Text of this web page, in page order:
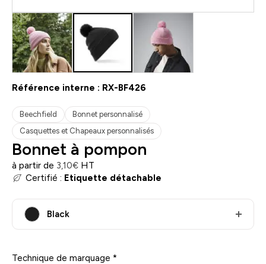
Référence interne : RX-BF426
Beechfield
Bonnet personnalisé
Casquettes et Chapeaux personnalisés
Bonnet à pompon
à partir de 3,10€ HT
Certifié : Etiquette détachable
Black
Technique de marquage *